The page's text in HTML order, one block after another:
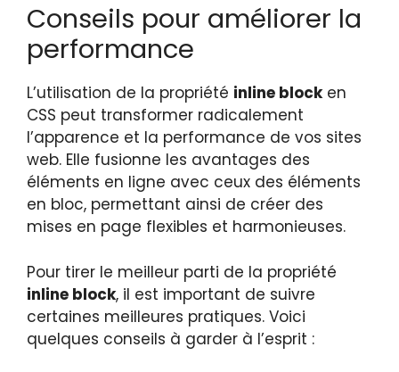
Conseils pour améliorer la
performance
L’utilisation de la propriété inline blocken
CSS peut transformer radicalement
l’apparence et la performance de vos sites
web. Elle fusionne les avantages des
éléments en ligne avec ceux des éléments
en bloc, permettant ainsi de créer des
mises en page flexibles et harmonieuses.
Pour tirer le meilleur parti de la propriété
inline block, il est important de suivre
certaines meilleures pratiques. Voici
quelques conseils à garder à l’esprit :